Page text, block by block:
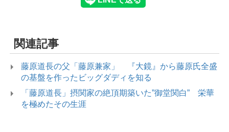
関連記事
藤原道長の父「藤原兼家」 『大鏡』から藤原氏全盛
の基盤を作ったビッグダディを知る
「藤原道長」摂関家の絶頂期築いた”御堂関白” 栄華
を極めたその生涯